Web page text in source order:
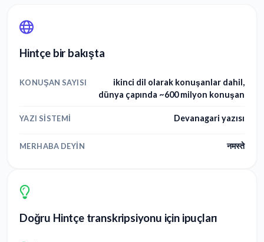
Hintçe bir bakışta
KONUŞAN SAYISI
ikinci dil olarak konuşanlar dahil,
dünya çapında ~600 milyon konuşan
YAZI SISTEMI Devanagari yazısı
MERHABA DEYIN नमस्ते
Doğru Hintçe transkripsiyonu için ipuçları